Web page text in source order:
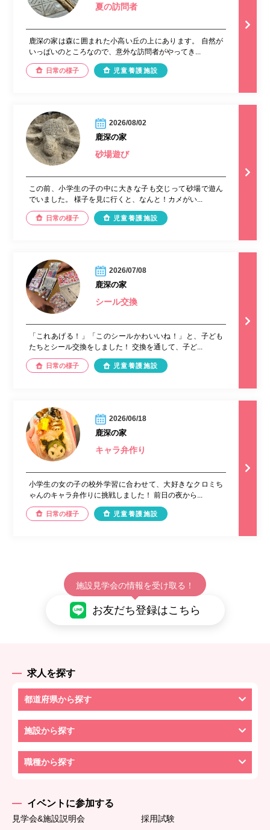
夏の訪問者
鹿深の家は森に囲まれた小高い丘の上にあります。 自然が
いっぱいのところなので、意外な訪問者がやってき...
日常の様子 児童養護施設
2026/08/02
鹿深の家
砂場遊び
この前、小学生の子の中に大きな子も交じって砂場で遊ん
でいました。 様子を見に行くと、なんと！カメがい...
日常の様子 児童養護施設
2026/07/08
鹿深の家
シール交換
「これあげる！」「このシールかわいいね！」と、子ども
たちとシール交換をしました！ 交換を通して、子ど...
日常の様子 児童養護施設
2026/06/18
鹿深の家
キャラ弁作り
小学生の女の子の校外学習に合わせて、大好きなクロミち
ゃんのキャラ弁作りに挑戦しました！ 前日の夜から...
日常の様子 児童養護施設
施設見学会の情報を受け取る！
お友だち登録はこちら
求人を探す
都道府県から探す
施設から探す
職種から探す
イベントに参加する
見学会&施設説明会
採用試験